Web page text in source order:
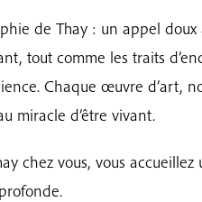
de Thay : un appel doux
tout comme les traits
Chaque œuvre d’art,
miracle d’être vivant.
chez vous, vous accueillez